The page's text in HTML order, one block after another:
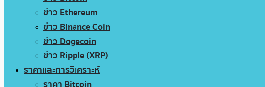
ข่าว Ethereum
ข่าว Binance Coin
ข่าว Dogecoin
ข่าว Ripple (XRP)
ราคาและการวิเคราะห์